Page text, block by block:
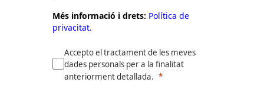
Més informació i drets: Política de
privacitat.
Accepto el tractament de les meves
dades personals per a la finalitat
anteriorment detallada.